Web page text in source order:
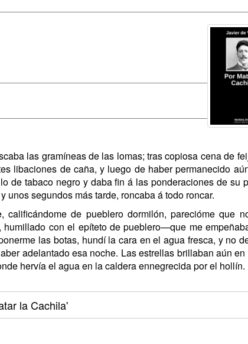
las gramíneas de las lomas; tras copiosa cena de
libaciones de caña, y luego de haber permanecido
de tabaco negro y daba fin á las ponderaciones de su
unos segundos más tarde, roncaba á todo roncar.
de pueblero dormilón, parecióme que
con el epíteto de pueblero—que me
las botas, hundí la cara en el agua fresca, y no
adelantado esa noche. Las estrellas brillaban aún
hervía el agua en la caldera ennegrecida por el hollín.
la Cachila'